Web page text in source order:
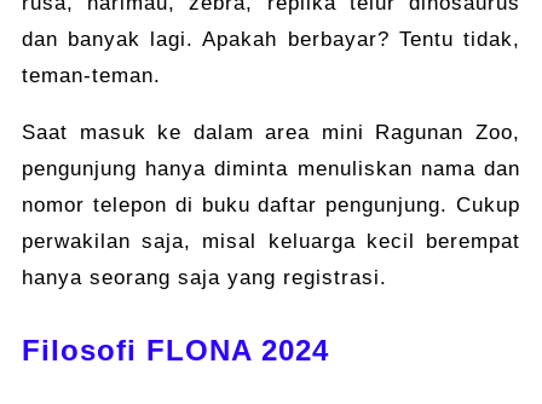
dan banyak lagi. Apakah berbayar? Tentu tidak,
teman-teman.
Saat masuk ke dalam area mini Ragunan Zoo,
pengunjung hanya diminta menuliskan nama dan
nomor telepon di buku daftar pengunjung. Cukup
perwakilan saja, misal keluarga kecil berempat
hanya seorang saja yang registrasi.
Filosofi FLONA 2024